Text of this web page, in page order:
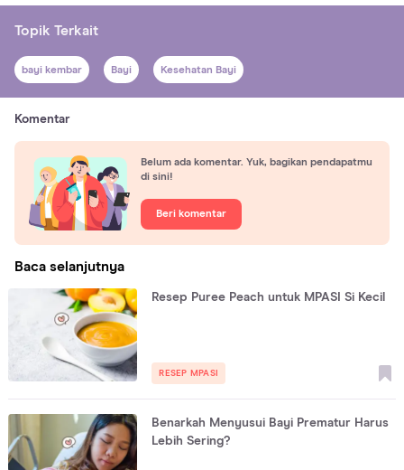
Topik Terkait
bayi kembar Bayi Kesehatan Bayi
Komentar
Belum ada komentar. Yuk, bagikan pendapatmu
di sini!
Beri komentar
Baca selanjutnya
Resep Puree Peach untuk MPASI Si Kecil
RESEP MPASI
Benarkah Menyusui Bayi Prematur Harus
Lebih Sering?